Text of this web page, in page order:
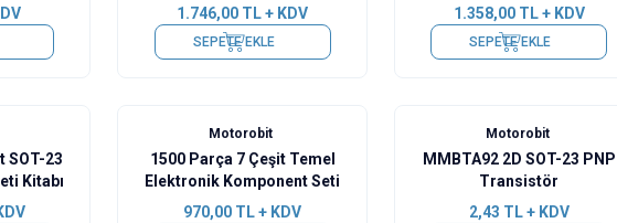
1.746,00 TL + KDV
SEPETE EKLE
1.358,00TL + KDV
SEPETE EKLE
SOT-23
Kitabı
Motorobit
1500 Parça 7 Çeşit Temel
Elektronik Komponent Seti
970,00 TL + KDV
Motorobit
MMBTA92 2D SOT-23 PNP
Transistör
2,43 TL + KDV